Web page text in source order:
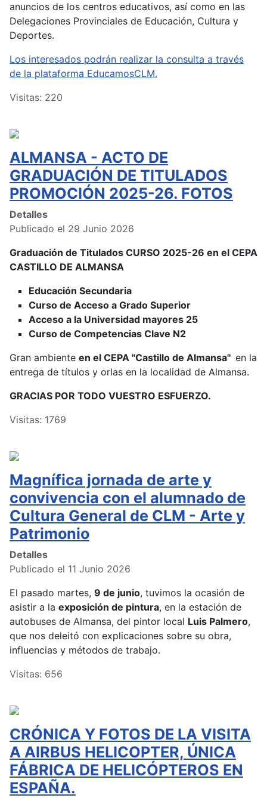
anuncios de los centros educativos, así como en las
Delegaciones Provinciales de Educación, Cultura y
Deportes.
Los interesados podrán realizar la consulta a través
de la plataforma EducamosCLM.
Visitas: 220
ALMANSA - ACTO DE
GRADUACIÓN DE TITULADOS
PROMOCIÓN 2025-26. FOTOS
Detalles
Publicado el 29 Junio 2026
Graduación de Titulados CURSO 2025-26 en el CEPA
CASTILLO DE ALMANSA
Educación Secundaria
Curso de Acceso a Grado Superior
Acceso a la Universidad mayores 25
Curso de Competencias Clave N2
Gran ambiente en el CEPA "Castillo de Almansa" en la
entrega de títulos y orlas en la localidad de Almansa.
GRACIAS POR TODO VUESTRO ESFUERZO.
Visitas: 1769
Magnífica jornada de arte y
convivencia con el alumnado de
Cultura General de CLM - Arte y
Patrimonio
Detalles
Publicado el 11 Junio 2026
El pasado martes, 9 de junio, tuvimos la ocasión de
asistir a la exposición de pintura, en la estación de
autobuses de Almansa, del pintor local Luis Palmero,
que nos deleitó con explicaciones sobre su obra,
influencias y métodos de trabajo.
Visitas: 656
CRÓNICA Y FOTOS DE LA VISITA
A AIRBUS HELICOPTER, ÚNICA
FÁBRICA DE HELICÓPTEROS EN
ESPAÑA.